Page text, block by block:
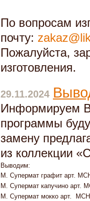
По вопросам
почту:
Пожалуйста,
изготовления.
29.11.2024
Информируем
программы
замену
из коллекции
Выводим:
М. Супермат графит арт.
М. Супермат капучино арт.
М. Супермат мокко арт.